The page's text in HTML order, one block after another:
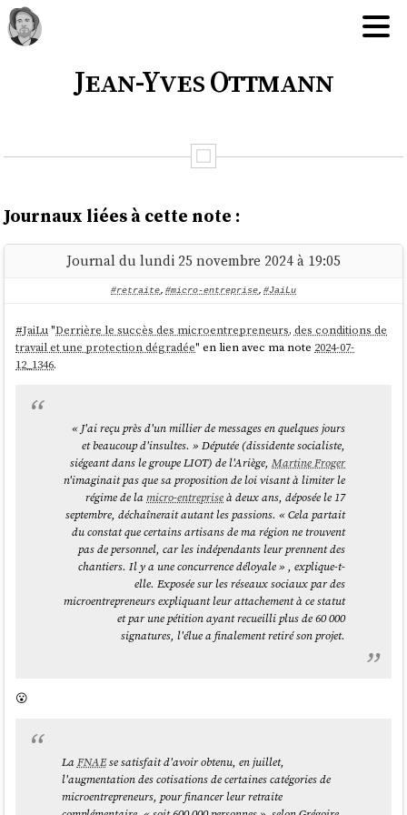
Jean-Yves Ottmann
Journaux liées à cette note :
Journal du lundi 25 novembre 2024 à 19:05
#retraite, #micro-entreprise, #JaiLu
#JaiLu"Derrière le succès des microentrepreneurs, des conditions de
travail et une protection dégradée" en lien avec ma note 2024-07-
12_1346.
« J'ai reçu près d'un millier de messages en quelques jours
et beaucoup d'insultes. » Députée (dissidente socialiste,
siégeant dans le groupe LIOT) de l'Ariège,Martine Froger
n'imaginait pas que sa proposition de loi visant à limiter le
régime de lamicro-entrepriseà deux ans, déposée le 17
septembre, déchaînerait autant les passions. « Cela partait
du constat que certains artisans de ma région ne trouvent
pas de personnel, car les indépendants leur prennent des
chantiers. Il y a une concurrence déloyale » , explique-t-
elle. Exposée sur les réseaux sociaux par des
microentrepreneurs expliquant leur attachement à ce statut
et par une pétition ayant recueilli plus de 60 000
signatures, l'élue a finalement retiré son projet.
😮
LaFNAEse satisfait d'avoir obtenu, en juillet,
l'augmentation des cotisations de certaines catégories de
microentrepreneurs, pour financer leur retraite